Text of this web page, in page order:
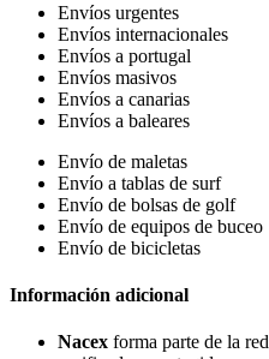
Envíos urgentes
Envíos internacionales
Envíos a portugal
Envíos masivos
Envíos a canarias
Envíos a baleares
Envío de maletas
Envío a tablas de surf
Envío de bolsas de golf
Envío de equipos de buceo
Envío de bicicletas
Información adicional
Nacex forma parte de la red